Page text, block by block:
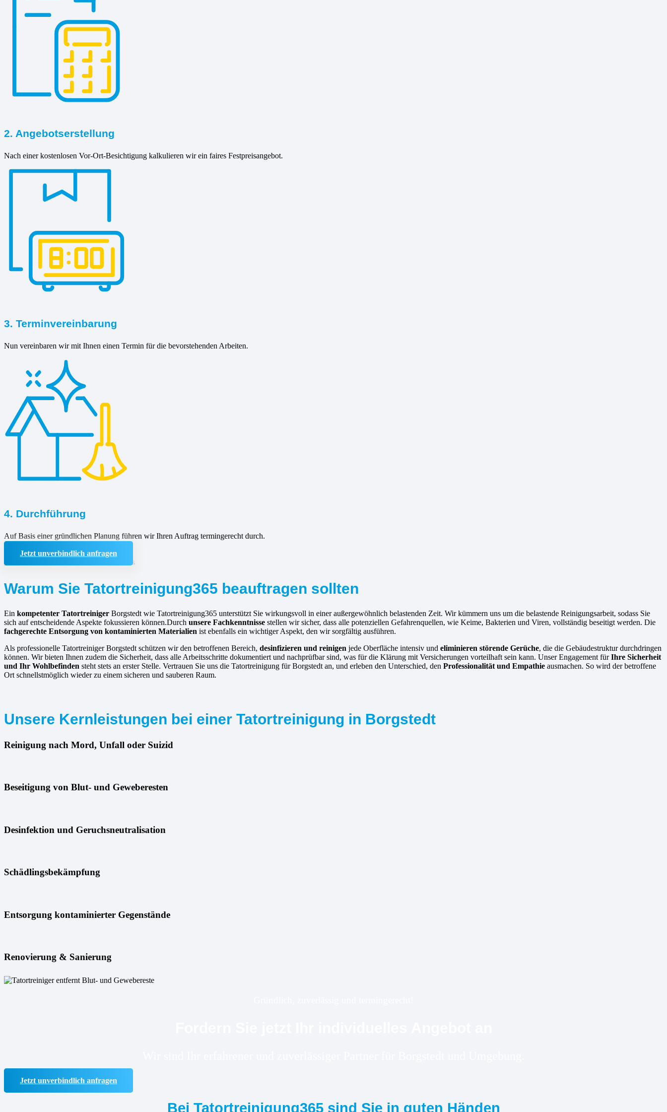
2. Angebotserstellung
Nach einer kostenlosen Vor-Ort-Besichtigung kalkulieren wir ein faires Festpreisangebot.
3. Terminvereinbarung
Nun vereinbaren wir mit Ihnen einen Termin für die bevorstehenden Arbeiten.
4. Durchführung
Auf Basis einer gründlichen Planung führen wir Ihren Auftrag termingerecht durch.
Jetzt unverbindlich anfragen
Warum Sie Tatortreinigung365 beauftragen sollten
Ein kompetenter Tatortreiniger Borgstedt wie Tatortreinigung365 unterstützt Sie wirkungsvoll in einer außergewöhnlich belastenden Zeit. Wir kümmern uns um die belastende Reinigungsarbeit, sodass Sie
sich auf entscheidende Aspekte fokussieren können.Durch unsere Fachkenntnisse stellen wir sicher, dass alle potenziellen Gefahrenquellen, wie Keime, Bakterien und Viren, vollständig beseitigt werden. Die
fachgerechte Entsorgung von kontaminierten Materialien ist ebenfalls ein wichtiger Aspekt, den wir sorgfältig ausführen.
Als professionelle Tatortreiniger Borgstedt schützen wir den betroffenen Bereich, desinfizieren und reinigen jede Oberfläche intensiv und eliminieren störende Gerüche, die die Gebäudestruktur durchdringen
können. Wir bieten Ihnen zudem die Sicherheit, dass alle Arbeitsschritte dokumentiert und nachprüfbar sind, was für die Klärung mit Versicherungen vorteilhaft sein kann. Unser Engagement fürIhre Sicherheit
und Ihr Wohlbefinden steht stets an erster Stelle. Vertrauen Sie uns die Tatortreinigung für Borgstedt an, und erleben den Unterschied, den Professionalität und Empathie ausmachen. So wird der betroffene
Ort schnellstmöglich wieder zu einem sicheren und sauberen Raum.
Unsere Kernleistungen bei einer Tatortreinigung in Borgstedt
Reinigung nach Mord, Unfall oder Suizid
Beseitigung von Blut- und Geweberesten
Desinfektion und Geruchsneutralisation
Schädlingsbekämpfung
Entsorgung kontaminierter Gegenstände
Renovierung & Sanierung
Jetzt unverbindlich anfragen
Bei Tatortreinigung365 sind Sie in guten Händen